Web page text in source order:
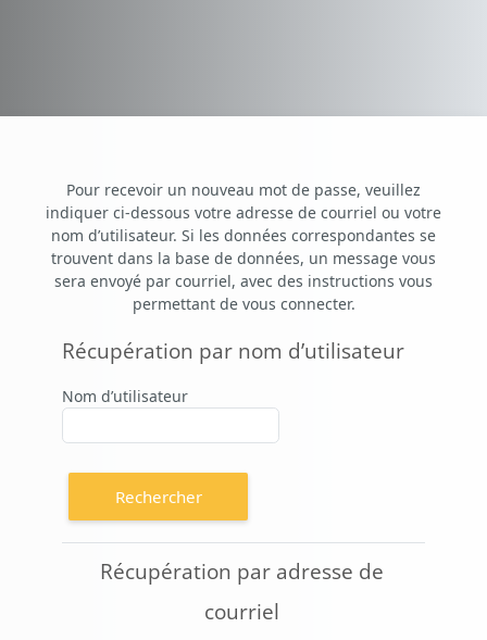
Pour recevoir un nouveau mot de passe, veuillez
indiquer ci-dessous votre adresse de courriel ou votre
nom d’utilisateur. Si les données correspondantes se
trouvent dans la base de données, un message vous
sera envoyé par courriel, avec des instructions vous
permettant de vous connecter.
Récupération par nom d’utilisateur
Récupération par nom d’utilisateur
Nom d’utilisateur
Récupération par adresse de courriel
Récupération par adresse de
courriel